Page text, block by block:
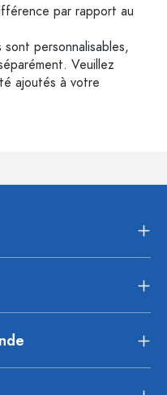
par rapport au
personnalisables,
Veuillez
ajoutés à votre